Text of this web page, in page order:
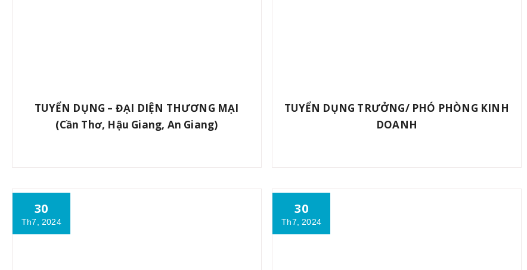
TUYỂN DỤNG – ĐẠI DIỆN THƯƠNG MẠI
(Cần Thơ, Hậu Giang, An Giang)
TUYỂN DỤNG TRƯỞNG/ PHÓ PHÒNG KINH
DOANH
30
Th7, 2024
30
Th7, 2024